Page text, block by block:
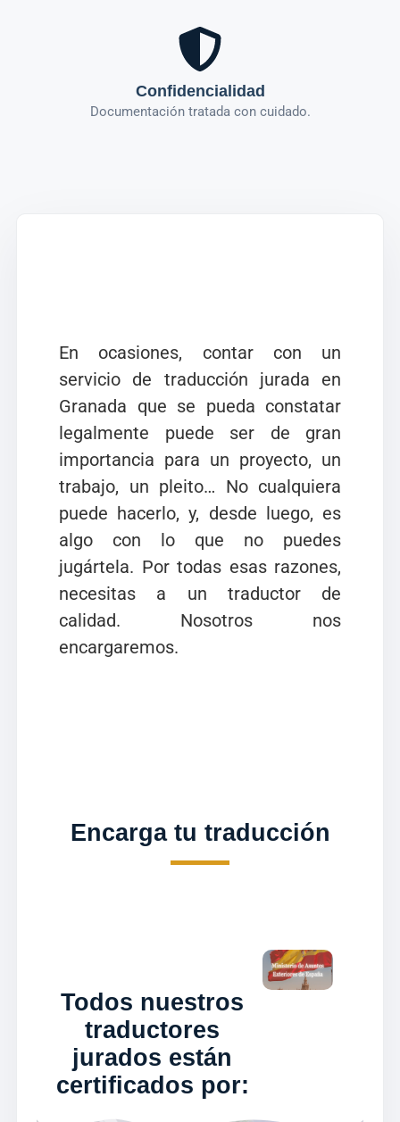
Confidencialidad
Documentación tratada con cuidado.
En ocasiones, contar con un
servicio de traducción jurada en
Granada que se pueda constatar
legalmente puede ser de gran
importancia para un proyecto, un
trabajo, un pleito… No cualquiera
puede hacerlo, y, desde luego, es
algo con lo que no puedes
jugártela. Por todas esas razones,
necesitas a un traductor de
calidad. Nosotros nos
encargaremos.
Encarga tu traducción
Todos nuestros
traductores
jurados están
certificados por: